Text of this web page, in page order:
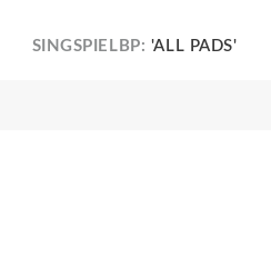
SINGSPIELBP: 'ALL PADS'